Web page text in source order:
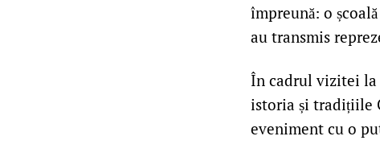
împreună: o
au transmis
În cadrul vizitei la
istoria și tradițiile
eveniment cu o